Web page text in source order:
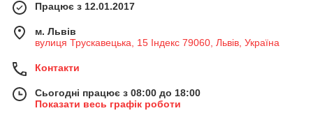
Працює з 12.01.2017
м. Львів
вулиця Трускавецька, 15 Індекс 79060, Львів, Україна
Контакти
Сьогодні працює з 08:00 до 18:00
Показати весь графік роботи